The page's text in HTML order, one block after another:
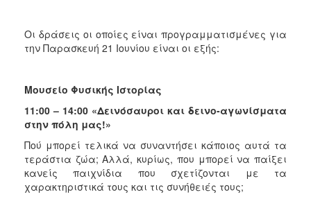
Οι δράσεις οι οποίες είναι προγραμματισμένες για
την Παρασκευή 21 Ιουνίου είναι οι εξής:
Μουσείο Φυσικής Ιστορίας
11:00 – 14:00 «Δεινόσαυροι και δεινο-αγωνίσματα
στην πόλη μας!»
Πού μπορεί τελικά να συναντήσει κάποιος αυτά τα
τεράστια ζώα; Αλλά, κυρίως, που μπορεί να παίξει
κανείς παιχνίδια που σχετίζονται με τα
χαρακτηριστικά τους και τις συνήθειές τους;